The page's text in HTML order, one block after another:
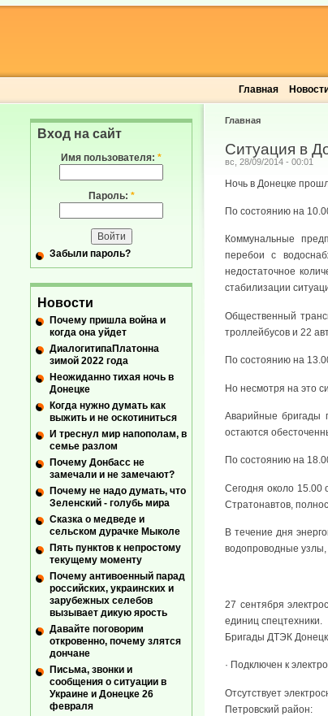
Главная
Главная
Ситуация в
вс, 28/09/2014 - 00:01
Ночь в Донецке
По состоянию на
Коммунальные
перебои с
недостаточное
стабилизации
Общественный
троллейбусов и 22
По состоянию на
Но несмотря на это
Аварийные бригады
остаются
По состоянию на
Сегодня около 15.00
Стратонавтов,
В течение дня
водопроводные
27 сентября
единиц спецтехники.
Бригады ДТЭК
· Подключен к
Отсутствует
Петровский район:
Вход на сайт
Имя пользователя: *
Пароль: *
Забыли пароль?
Новости
Почему пришла война и
когда она уйдет
ДиалогитипаПлатонна
зимой 2022 года
Неожиданно тихая ночь в
Донецке
Когда нужно думать как
выжить и не оскотиниться
И треснул мир напополам, в
семье разлом
Почему Донбасс не
замечали и не замечают?
Почему не надо думать, что
Зеленский - голубь мира
Сказка о медведе и
сельском дурачке Мыколе
Пять пунктов к непростому
текущему моменту
Почему антивоенный парад
российских, украинских и
зарубежных селебов
вызывает дикую ярость
Давайте поговорим
откровенно, почему злятся
дончане
Письма, звонки и
сообщения о ситуации в
Украине и Донецке 26
февраля